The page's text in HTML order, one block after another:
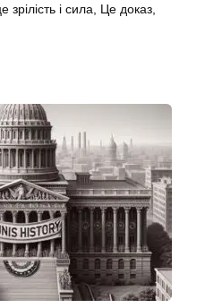
зрілість і сила, Це доказ,